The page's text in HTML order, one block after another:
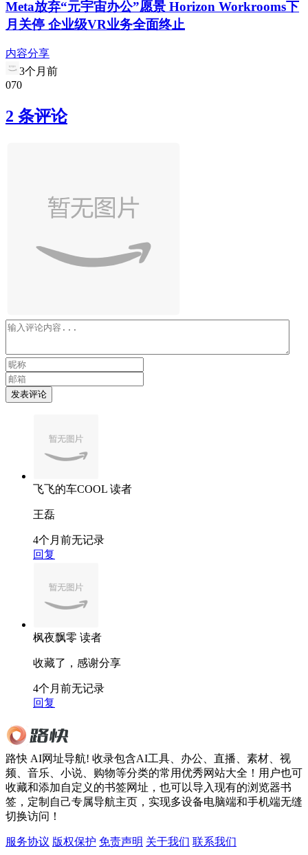
Meta放弃“元宇宙办公”愿景 Horizon Workrooms下
月关停 企业级VR业务全面终止
内容分享
3个月前
070
2 条评论
发表评论
飞飞的车COOL 读者
王磊
4个月前无记录
回复
枫夜飘零 读者
收藏了，感谢分享
4个月前无记录
回复
路快 AI网址导航! 收录包含AI工具、办公、直播、素材、视
频、音乐、小说、购物等分类的常用优秀网站大全！用户也可
收藏和添加自定义的书签网址，也可以导入现有的浏览器书
签，定制自己专属导航主页，实现多设备电脑端和手机端无缝
切换访问！
服务协议 版权保护 免责声明 关于我们 联系我们